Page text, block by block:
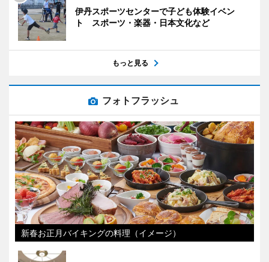
伊丹スポーツセンターで子ども体験イベン
ト スポーツ・楽器・日本文化など
もっと見る
フォトフラッシュ
新春お正月バイキングの料理（イメージ）